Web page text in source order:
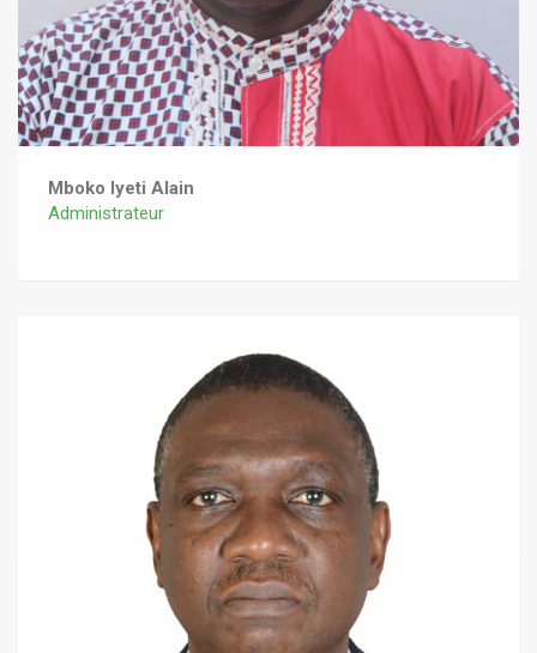
Mboko Iyeti Alain
Administrateur